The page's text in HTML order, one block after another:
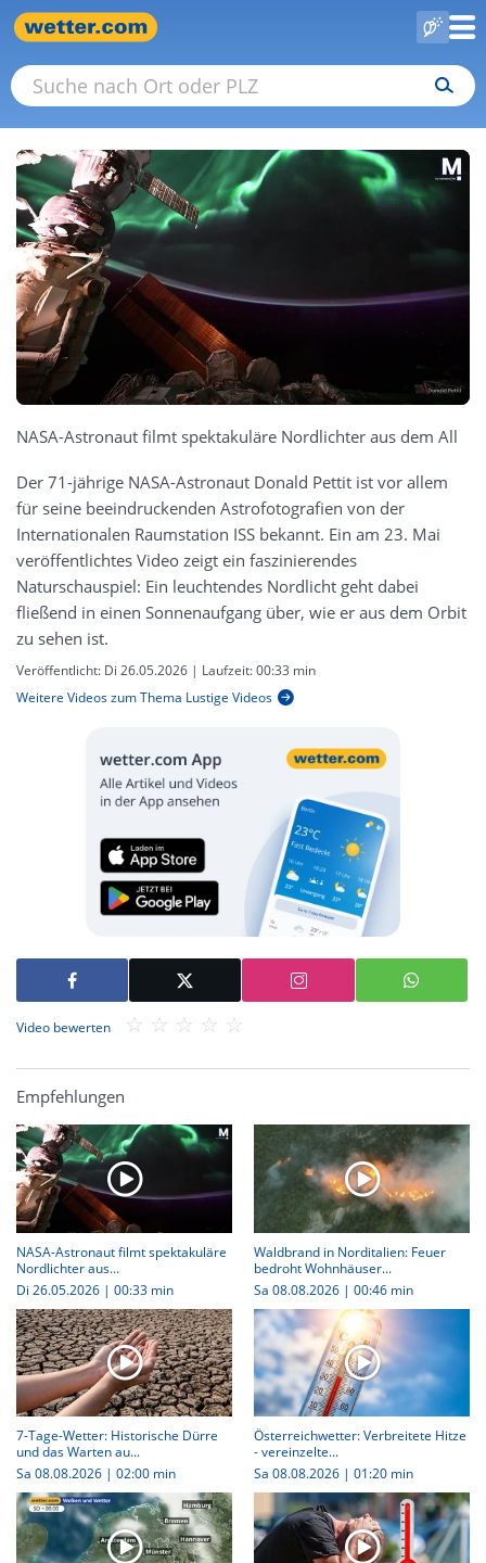
NASA-Astronaut filmt spektakuläre Nordlichter aus dem All
Der 71-jährige NASA-Astronaut Donald Pettit ist vor allem
für seine beeindruckenden Astrofotografien von der
Internationalen Raumstation ISS bekannt. Ein am 23. Mai
veröffentlichtes Video zeigt ein faszinierendes
Naturschauspiel: Ein leuchtendes Nordlicht geht dabei
fließend in einen Sonnenaufgang über, wie er aus dem Orbit
zu sehen ist.
Veröffentlicht: Di 26.05.2026 | Laufzeit:00:33 min
Weitere Videos zum Thema Lustige Videos
Video bewerten
Empfehlungen
NASA-Astronaut filmt spektakuläre
Nordlichter aus...
Di 26.05.2026 | 00:33 min
Waldbrand in Norditalien: Feuer
bedroht Wohnhäuser...
Sa 08.08.2026 | 00:46 min
7-Tage-Wetter: Historische Dürre
und das Warten au...
Sa 08.08.2026 | 02:00 min
Österreichwetter: Verbreitete Hitze
- vereinzelte...
Sa 08.08.2026 | 01:20 min